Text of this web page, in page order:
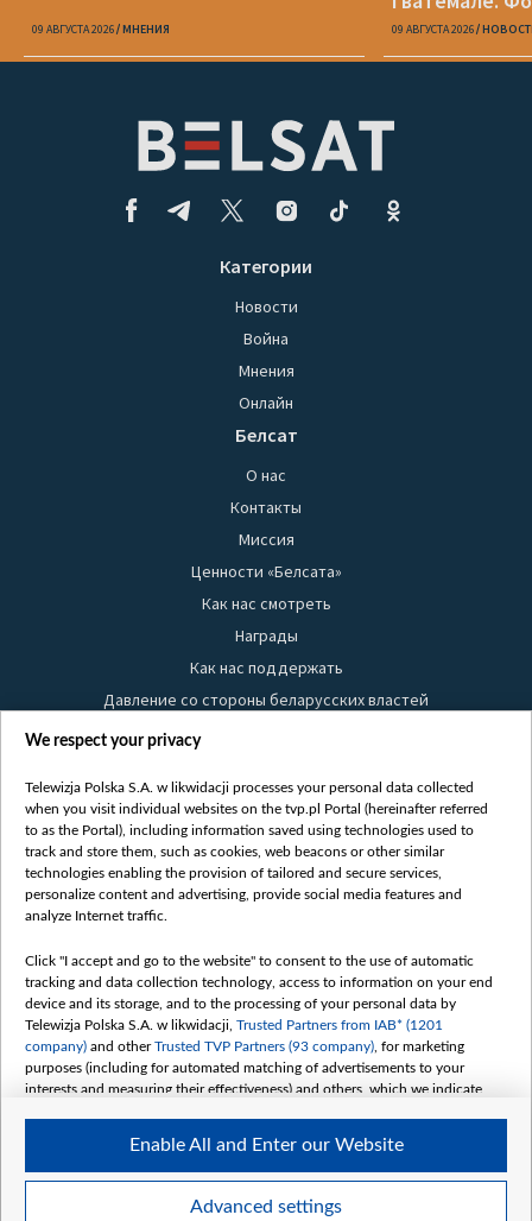
09 АВГУСТА 2026 МНЕНИЯ 09 АВГУСТА 2026
Категории
Новости
Война
Мнения
Онлайн
Белсат
О нас
Контакты
Миссия
Ценности «Белсата»
Как нас смотреть
Награды
Как нас поддержать
Давление со стороны беларусских властей
Правила использования материалов
Безопасность
Youtube
Белсат news
Белсат Life
Belsat English
Biełsat PL
Белсат Now
Белсат Shorts
Белсат History
Белсат Music
Белсат Doc
My consents
We respect your privacy
Telewizja Polska S.A. w likwidacji processes your personal data collected
when you visit individual websites on the tvp.pl Portal (hereinafter referred
to as the Portal), including information saved using technologies used to
track and store them, such as cookies, web beacons or other similar
technologies enabling the provision of tailored and secure services,
personalize content and advertising, provide social media features and
analyze Internet traffic.
Click "I accept and go to the website" to consent to the use of automatic
tracking and data collection technology, access to information on your end
device and its storage, and to the processing of your personal data by
Telewizja Polska S.A. w likwidacji, Trusted Partners from IAB* (1201
company) and otherTrusted TVP Partners (93 company) , for marketing
purposes (including for automated matching of advertisements to your
interests and measuring their effectiveness) and others, which we indicate
The purposes of processing your data by TVP S.A. w likwidacji are as
follows:
Use limited data to select advertising
Advanced settings
Enable All and Enter our Website